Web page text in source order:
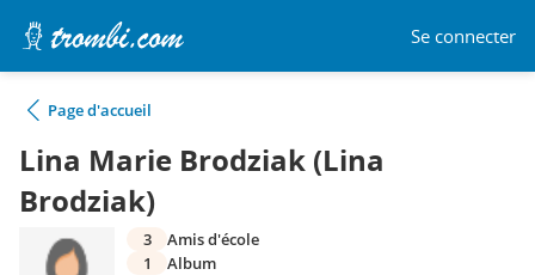
Se connecter
Page d'accueil
Lina Marie Brodziak (Lina
Brodziak)
3
Amis d'école
1
Album